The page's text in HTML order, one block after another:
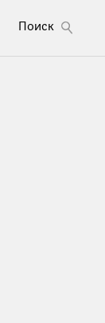
Поиск